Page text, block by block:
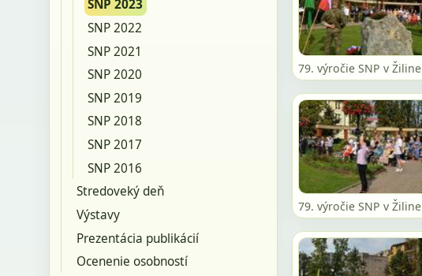
SNP 2023
SNP 2022
SNP 2021
SNP 2020
SNP 2019
SNP 2018
SNP 2017
SNP 2016
Stredoveký deň
Výstavy
Prezentácia publikácií
Ocenenie osobností
79. výročie SNP v Žiline
79. výročie SNP v Žiline